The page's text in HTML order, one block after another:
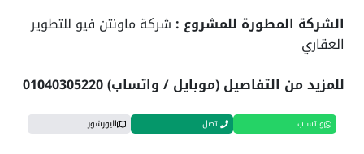
الشركة المطورة للمشروع : شركة ماونتن فيو للتطوير
العقاري
للمزيد من التفاصيل (موبايل / واتساب) 01040305220
واتساب اتصل البورشور